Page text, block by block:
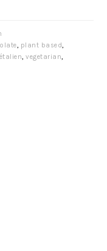
plant based
,vegetarian